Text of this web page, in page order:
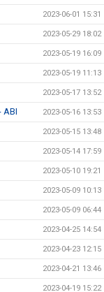
2023-06-01 15:31
2023-05-29 18:02
2023-05-19 16:09
2023-05-19 11:13
2023-05-17 13:52
ABI 2023-05-16 13:53
2023-05-15 13:48
2023-05-14 17:59
2023-05-10 19:21
2023-05-09 10:13
2023-05-09 06:44
2023-04-25 14:54
2023-04-23 12:15
2023-04-21 13:46
2023-04-19 15:22